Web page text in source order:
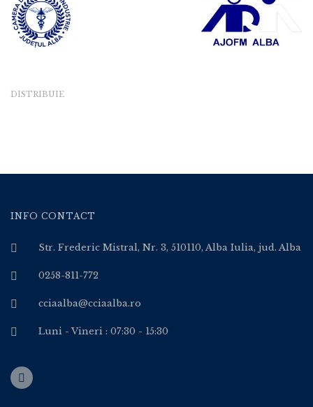
DISTRIBUIE
INFO CONTACT
Str. Frederic Mistral, Nr. 3, 510110, Alba Iulia, jud. Alba
0258-811-772
cciaalba@cciaalba.ro
Luni - Vineri : 07:30 - 15:30